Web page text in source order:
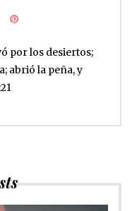
por los desiertos;
abrió la peña, y